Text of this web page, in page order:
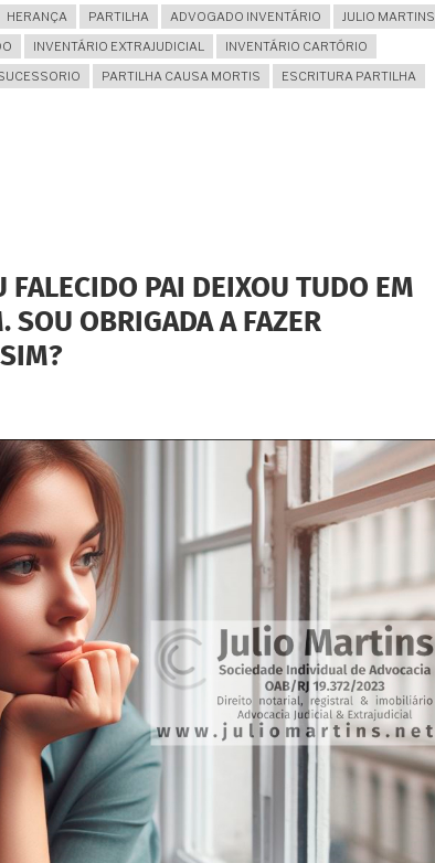
HERANÇA PARTILHA ADVOGADO INVENTÁRIO
JULIO MARTINS
INVENTÁRIO EXTRAJUDICIAL
INVENTÁRIO CARTÓRIO
PARTILHA CAUSA MORTIS ESCRITURA PARTILHA
FALECIDO PAI DEIXOU TUDO EM
SOU OBRIGADA A FAZER